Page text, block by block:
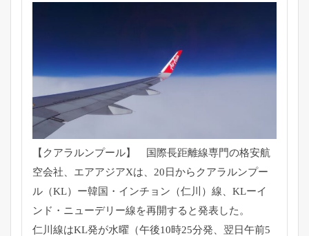
【クアラルンプール】 国際長距離線専門の格安航
空会社、エアアジアXは、 20日からクアラルンプー
ル（KL）ー韓国・インチョン（仁川） 線、KLーイ
ンド・ニューデリー線を再開すると発表した。
仁川線はKL発が水曜（午後10時25分発、 翌日午前5